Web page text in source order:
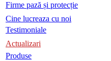
Firme pază și protecție
Cine lucreaza cu noi
Testimoniale
Actualizari
Produse